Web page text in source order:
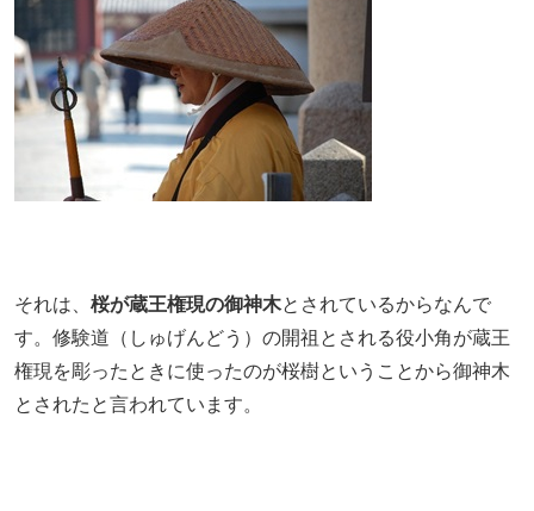
それは、 桜が蔵王権現の御神木とされているからなんで
す。修験道（しゅげんどう）の開祖とされる役小角が蔵王
権現を彫ったときに使ったのが桜樹ということから御神木
とされたと言われています。